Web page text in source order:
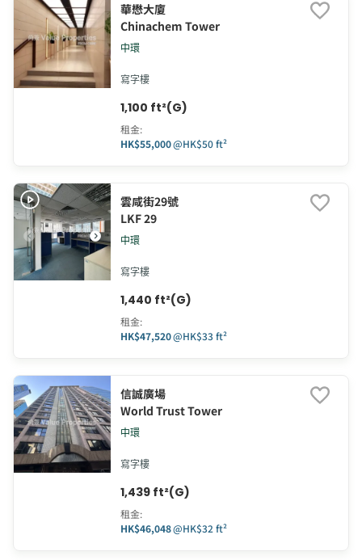
華懋大廈
Chinachem Tower
中環
寫字樓
1,100 ft²(G)
租金:
HK$55,000@HK$50 ft²
雲咸街29號
LKF 29
中環
寫字樓
1,440 ft²(G)
租金:
HK$47,520@HK$33 ft²
信誠廣場
World Trust Tower
中環
寫字樓
1,439 ft²(G)
租金:
HK$46,048@HK$32 ft²